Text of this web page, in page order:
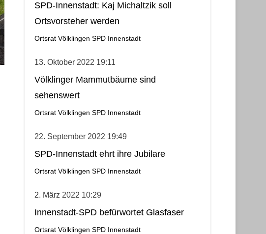
SPD-Innenstadt: Kaj Michaltzik soll
Ortsvorsteher werden
Ortsrat Völklingen SPD Innenstadt
13. Oktober 2022 19:11
Völklinger Mammutbäume sind
sehenswert
Ortsrat Völklingen SPD Innenstadt
22. September 2022 19:49
SPD-Innenstadt ehrt ihre Jubilare
Ortsrat Völklingen SPD Innenstadt
2. März 2022 10:29
Innenstadt-SPD befürwortet Glasfaser
Ortsrat Völklingen SPD Innenstadt